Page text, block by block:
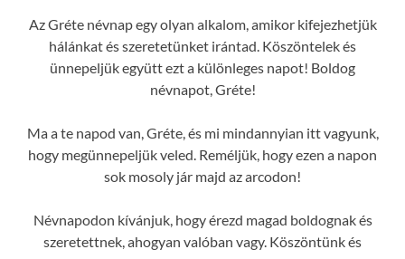
Az Gréte névnap egy olyan alkalom, amikor kifejezhetjük
hálánkat és szeretetünket irántad. Köszöntelek és
ünnepeljük együtt ezt a különleges napot! Boldog
névnapot, Gréte!
Ma a te napod van, Gréte, és mi mindannyian itt vagyunk,
hogy megünnepeljük veled. Reméljük, hogy ezen a napon
sok mosoly jár majd az arcodon!
Névnapodon kívánjuk, hogy érezd magad boldognak és
szeretettnek, ahogyan valóban vagy. Köszöntünk és